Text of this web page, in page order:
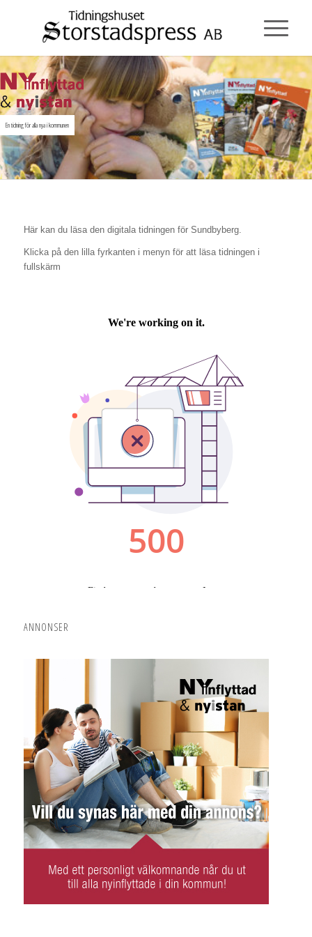
En tidning för alla nya i kommunen
Här kan du läsa den digitala tidningen för Sundbyberg.
Klicka på den lilla fyrkanten i menyn för att läsa tidningen i
fullskärm
ANNONSER